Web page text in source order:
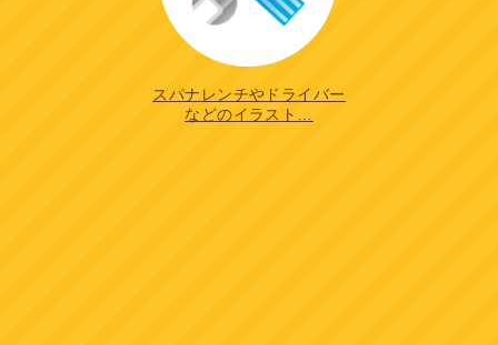
スパナレンチやドライバー
などのイラスト…